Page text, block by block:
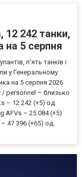
12 242 танки,
на 5 серпня
пʼять танків і
у Генеральному
на 5 серпня 2026
/ personnel – близько
– 12 242 (+5) од.
AFVs – 25 084 (+5)
47 396 (+65) од.